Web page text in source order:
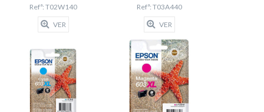
Refª: T02W140
VER
Refª: T03A440
VER